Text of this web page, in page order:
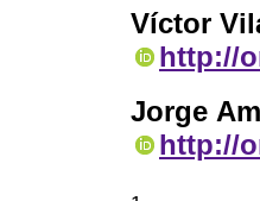
Víctor
http://
Jorge
http://